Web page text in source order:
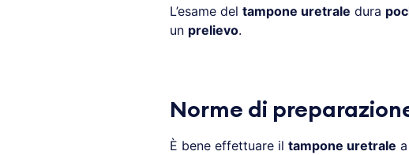
L’esame del tampone uretrale dura
un prelievo.
Norme di
È bene effettuare il tampone uretrale